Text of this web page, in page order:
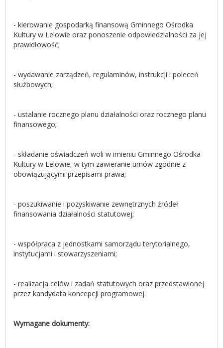
- kierowanie gospodarką finansową Gminnego Ośrodka
Kultury w Lelowie oraz ponoszenie odpowiedzialności za jej
prawidłowość;
- wydawanie zarządzeń, regulaminów, instrukcji i poleceń
służbowych;
- ustalanie rocznego planu działalności oraz rocznego planu
finansowego;
- składanie oświadczeń woli w imieniu Gminnego Ośrodka
Kultury w Lelowie, w tym zawieranie umów zgodnie z
obowiązującymi przepisami prawa;
- poszukiwanie i pozyskiwanie zewnętrznych źródeł
finansowania działalności statutowej;
- współpraca z jednostkami samorządu terytorialnego,
instytucjami i stowarzyszeniami;
- realizacja celów i zadań statutowych oraz przedstawionej
przez kandydata koncepcji programowej.
Wymagane dokumenty: